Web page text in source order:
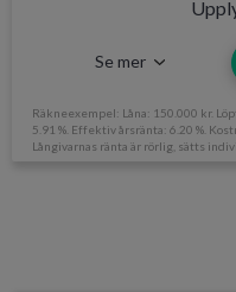
Se mer
Räkneexempel: Låna: 150.000 kr.
5.91 %. Effektiv årsränta: 6.20 %.
Långivarnas ränta är rörlig, sätts